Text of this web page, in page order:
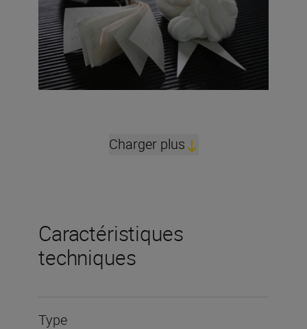
Charger plus
Caractéristiques
techniques
Type